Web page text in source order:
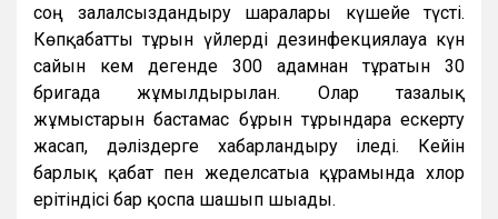
соң залалсыздандыру шаралары күшейе түсті.
Көпқабатты тұрғын үйлерді дезинфекциялауға күн
сайын кем дегенде 300 адамнан тұратын 30
бригада жұмылдырылған. Олар тазалық
жұмыстарын бастамас бұрын тұрғындарға ескерту
жасап, дәліздерге хабарландыру іледі. Кейін
барлық қабат пен жеделсатыға құрамында хлор
ерітіндісі бар қоспа шашып шығады.